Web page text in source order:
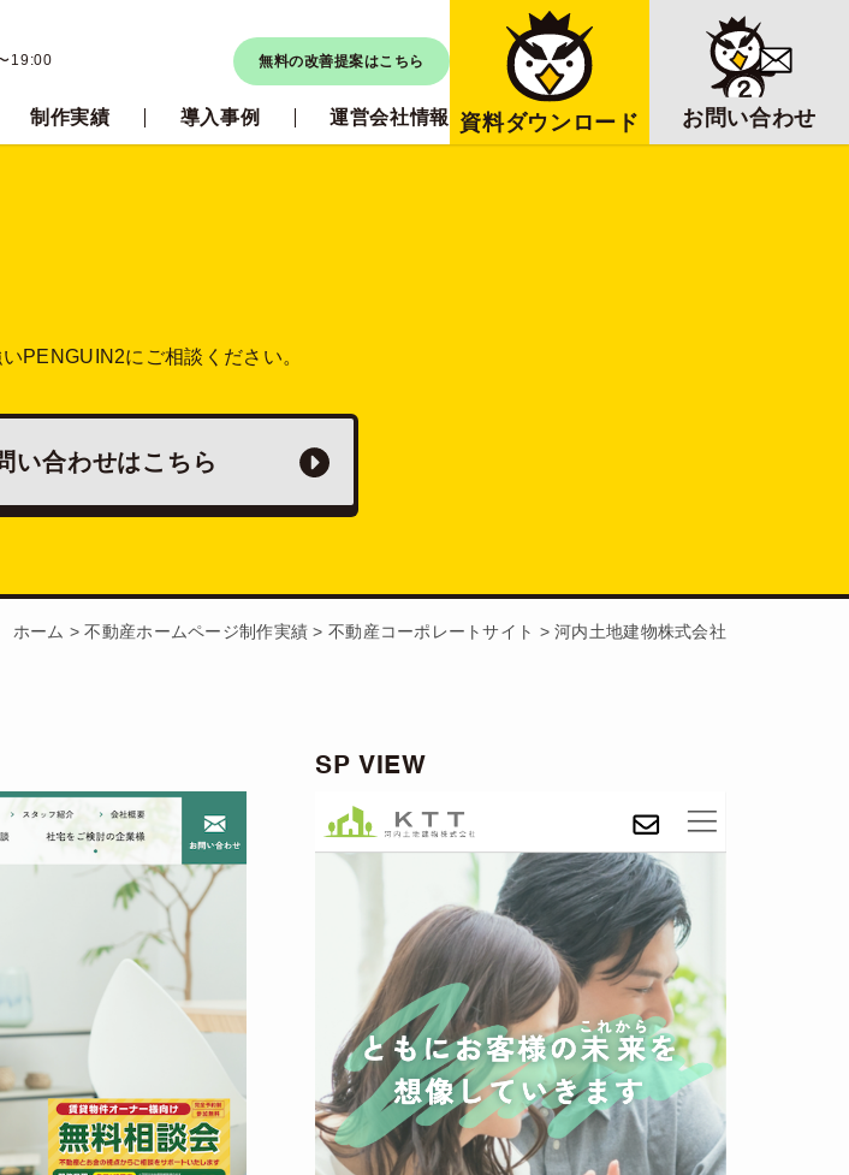
19:00
無料の改善提案はこちら
制作実績 導入事例 運営会社情報 資料ダウンロード お問い合わせ
PENGUIN2にご相談ください。
い合わせはこちら
ホーム >不動産ホームページ制作実績 > 不動産コーポレートサイト >河内土地建物株式会社
SP VIEW